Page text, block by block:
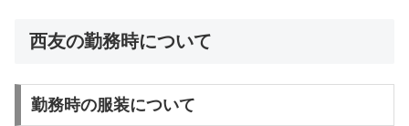
西友の勤務時について
勤務時の服装について